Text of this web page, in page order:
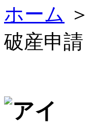
ホーム ＞
破産申請